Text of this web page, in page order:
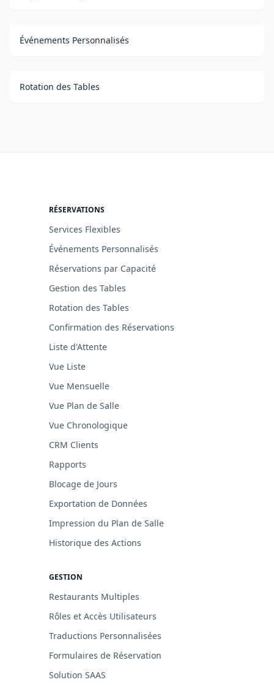
Événements Personnalisés
Rotation des Tables
RÉSERVATIONS
Services Flexibles
Événements Personnalisés
Réservations par Capacité
Gestion des Tables
Rotation des Tables
Confirmation des Réservations
Liste d'Attente
Vue Liste
Vue Mensuelle
Vue Plan de Salle
Vue Chronologique
CRM Clients
Rapports
Blocage de Jours
Exportation de Données
Impression du Plan de Salle
Historique des Actions
GESTION
Restaurants Multiples
Rôles et Accès Utilisateurs
Traductions Personnalisées
Formulaires de Réservation
Solution SAAS